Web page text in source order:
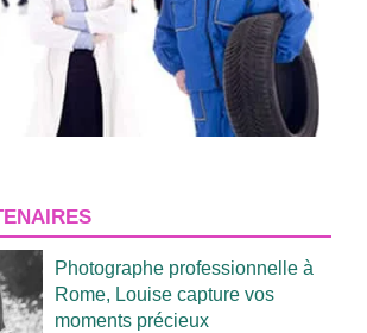
Photographe professionnelle à
Rome, Louise capture vos
moments précieux